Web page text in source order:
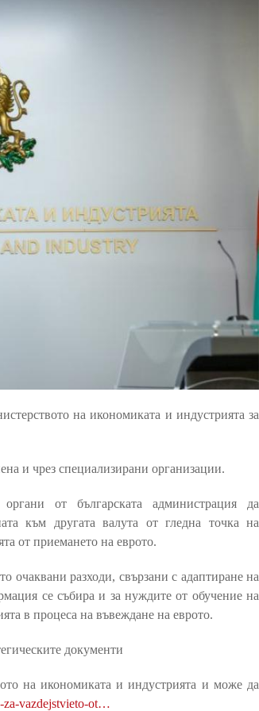
на икономиката и индустрията за
и чрез специализирани организации.
от българската администрация да
към другата валута от гледна точка на
от приемането на еврото.
очаквани разходи, свързани с адаптиране на
се събира и за нуждите от обучение на
в процеса на въвеждане на еврото.
документи
на икономиката и индустрията и може да
za-vazdejstvieto-ot…